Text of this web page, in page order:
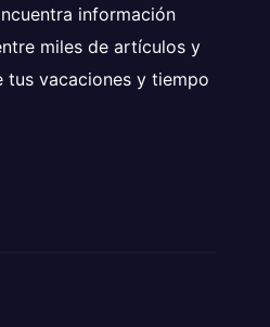
información
miles de artículos y
tus vacaciones y tiempo